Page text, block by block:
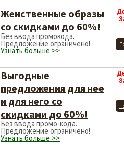
Женственные образы
со скидками до 60%!
Без ввода промокода.
Предложение ограничено!
Узнать больше >>
Выгодные
предложения для нее
и для него со
скидками до 60%!
Без ввода промо-кода.
Предложение ограничено!
Узнать больше >>